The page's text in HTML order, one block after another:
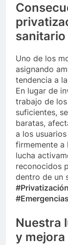
sanitario
Uno de los
asignando
tendencia a
En lugar de
trabajo de
suficientes,
baratas,
a los
firmemente
lucha
reconocidos
dentro de un
Nuestra
y mejora